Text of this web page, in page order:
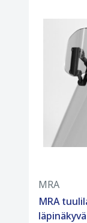
MRA
MRA
läpinäkyvä